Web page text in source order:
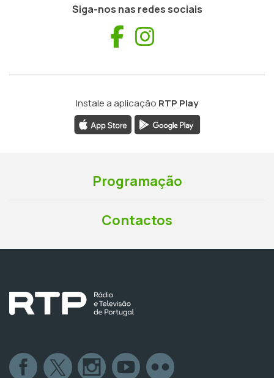
Siga-nos nas redes sociais
Facebook
Instale a aplicação RTP Play
Programação
Contactos